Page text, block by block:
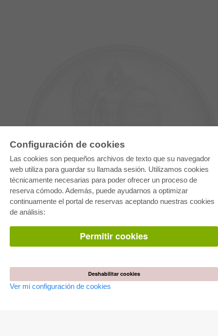
Configuración de cookies
Las cookies son pequeños archivos de texto que su navegador
web utiliza para guardar su llamada sesión. Utilizamos cookies
técnicamente necesarias para poder ofrecer un proceso de
reserva cómodo. Además, puede ayudarnos a optimizar
continuamente el portal de reservas aceptando nuestras cookies
de análisis:
Permitir cookies
Deshabilitar cookies
Ver mi configuración de cookies
E-COLLECTION
Paquete entero
Paquete de especialidades
Pick & Choose
Facilitación de E-Books
Preguntas mas frequentes(FAQ)
Publicar disertación
Publicar habilitación